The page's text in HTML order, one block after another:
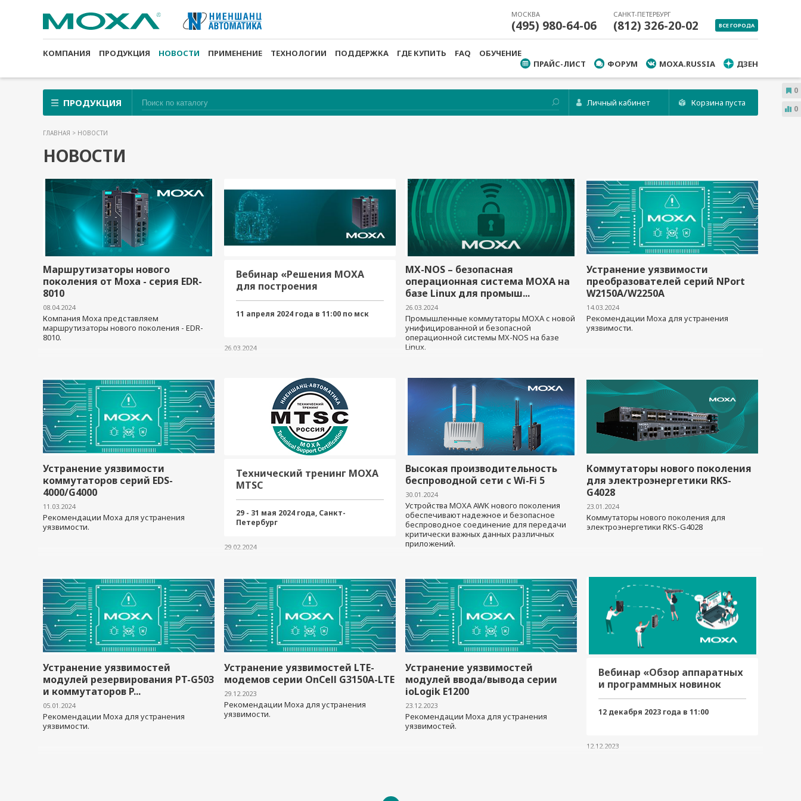
МОСКВА
(495) 980-64-06
САНКТ-ПЕТЕРБУРГ
(812) 326-20-02 ВСЕ ГОРОДА
КОМПАНИЯ ПРОДУКЦИЯ НОВОСТИ ПРИМЕНЕНИЕ ТЕХНОЛОГИИ ПОДДЕРЖКА ГДЕ КУПИТЬ FAQ
ОБУЧЕНИЕ
ПРАЙС-ЛИСТ
ФОРУМ MOXA.RUSSIA ДЗЕН
ПРОДУКЦИЯ Личный кабинет Корзина пуста
ГЛАВНАЯ > НОВОСТИ
НОВОСТИ
Маршрутизаторы нового
поколения от Moxa - серия EDR-
8010
08.04.2024
Компания Moxa представляем
маршрутизаторы нового поколения - EDR-
8010.
Вебинар «Решения MOXA
для построения
защищенных сетей связи» |
11.04.2024
11 апреля 2024 года в 11:00 по мск
26.03.2024
MX-NOS – безопасная
операционная система MOXA на
базе Linux для промыш...
26.03.2024
Промышленные коммутаторы MOXA с новой
унифицированной и безопасной
операционной системы MX-NOS на базе
Linux.
Устранение уязвимости
преобразователей серий NPort
W2150A/W2250A
14.03.2024
Рекомендации Moxa для устранения
уязвимости.
Устранение уязвимости
коммутаторов серий EDS-
4000/G4000
11.03.2024
Рекомендации Moxa для устранения
уязвимости.
Технический тренинг MOXA
MTSC
29 - 31 мая 2024 года, Санкт-
Петербург
29.02.2024
Высокая производительность
беспроводной сети с Wi-Fi 5
30.01.2024
Устройства MOXA AWK нового поколения
обеспечивают надежное и безопасное
беспроводное соединение для передачи
критически важных данных различных
приложений.
Коммутаторы нового поколения
для электроэнергетики RKS-
G4028
23.01.2024
Коммутаторы нового поколения для
электроэнергетики RKS-G4028
Устранение уязвимостей
модулей резервирования PT-G503
и коммутаторов P...
05.01.2024
Рекомендации Moxa для устранения
уязвимости.
Устранение уязвимостей LTE-
модемов серии OnCell G3150A-LTE
29.12.2023
Рекомендации Moxa для устранения
уязвимости.
Устранение уязвимостей
модулей ввода/вывода серии
ioLogik E1200
23.12.2023
Рекомендации Moxa для устранения
уязвимостей.
Вебинар «Обзор аппаратных
и программных новинок
Moxa 2023»
12 декабря 2023 года в 11:00
12.12.2023
0
0